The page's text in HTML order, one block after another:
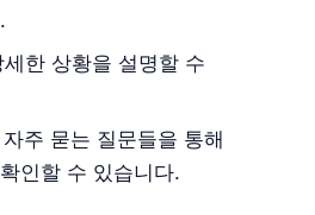
세한 상황을 설명할 수
자주 묻는 질문들을 통해
인할 수 있습니다.